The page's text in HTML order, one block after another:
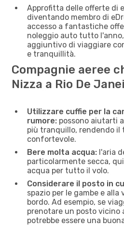
Approfitta delle offerte di
diventando membro di
accesso a fantastiche
noleggio auto tutto
aggiuntivo di viaggiare
e tranquillità.
Compagnie aeree
Nizza a Rio De
Utilizzare cuffie per la
rumore: possono aiutarti
più tranquillo, rendendo il
confortevole.
Bere molta acqua: l'aria
particolarmente secca,
acqua per tutto il volo.
Considerare il posto in
spazio per le gambe e alla
bordo. Ad esempio, se
prenotare un posto vicino
potrebbe essere una